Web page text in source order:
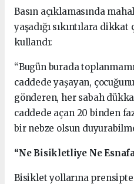
Basın açıklamasında
yaşadığı sıkıntılara
kullandı:
“Bugün burada
caddede yaşayan,
gönderen, her sabah
caddede açan 20 binden
bir nebze olsun
“Ne Bisikletliye Ne
Bisiklet yollarına prensipte